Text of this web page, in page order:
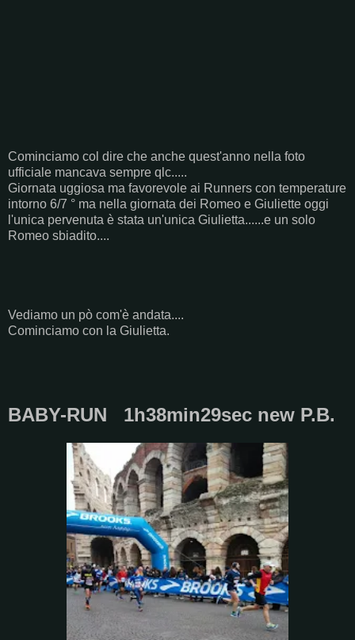
Cominciamo col dire che anche quest'anno nella foto
ufficiale mancava sempre qlc.....
Giornata uggiosa ma favorevole ai Runners con temperature
intorno 6/7 ° ma nella giornata dei Romeo e Giuliette oggi
l'unica pervenuta è stata un'unica Giulietta......e un solo
Romeo sbiadito....
Vediamo un pò com'è andata....
Cominciamo con la Giulietta.
BABY-RUN 1h38min29sec new P.B.